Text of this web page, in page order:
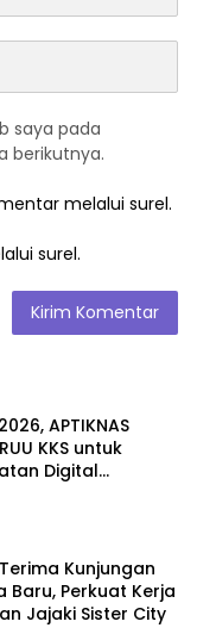
saya pada
berikutnya.
melalui surel.
surel.
APTIKNAS
KKS untuk
Digital
Kunjungan
Baru, Perkuat Kerja
Jajaki Sister City